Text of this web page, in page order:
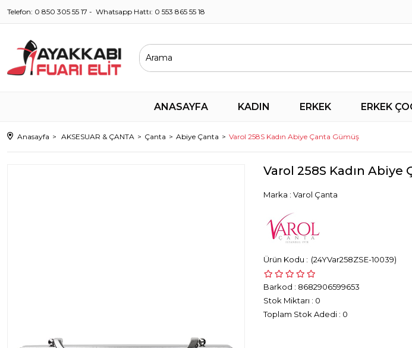
Telefon: 0 850 305 55 17 - Whatsapp Hattı: 0 553 865 55 18
ANASAYFA KADIN ERKEK ERKEK
Anasayfa AKSESUAR & ÇANTA Çanta Abiye Çanta Varol 258S Kadın Abiye Çanta Gümüş
Varol 258S Kadın Abiye
Marka : Varol Çanta
(24YVar258ZSE-10039)
Barkod : 8682906599653
Stok Miktarı : 0
Toplam Stok Adedi : 0